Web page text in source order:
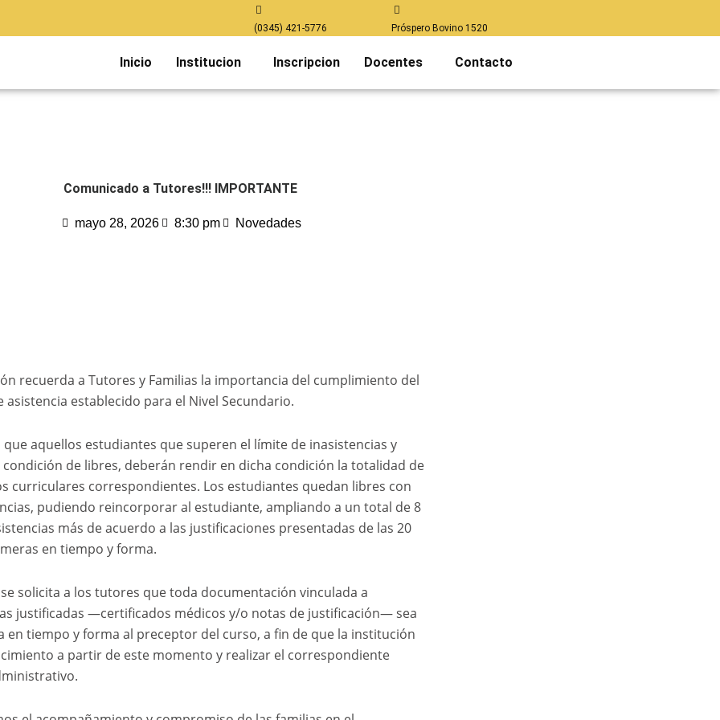
(0345) 421-5776 Próspero Bovino 1520
Inicio Institucion Inscripcion Docentes Contacto
Comunicado a Tutores!!! IMPORTANTE
mayo 28, 2026 8:30 pm Novedades
recuerda a Tutores y Familias la importancia del cumplimiento del
asistencia establecido para el Nivel Secundario.
que aquellos estudiantes que superen el límite de inasistencias y
condición de libres, deberán rendir en dicha condición la totalidad de
curriculares correspondientes. Los estudiantes quedan libres con
pudiendo reincorporar al estudiante, ampliando a un total de 8
más de acuerdo a las justificaciones presentadas de las 20
en tiempo y forma.
solicita a los tutores que toda documentación vinculada a
justificadas —certificados médicos y/o notas de justificación— sea
en tiempo y forma al preceptor del curso, a fin de que la institución
a partir de este momento y realizar el correspondiente